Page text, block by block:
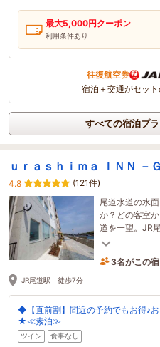
最大5,000円クーポン
利用条件あり
往復航空券
宿泊＋交通がセッ
すべての宿泊プラ
ｕｒａｓｈｉｍａ ＩＮＮ －
4.8
(121件)
尾道水道の水
か？どの客室
道を一望。JR
拠点に。海岸
3名がこの
JR尾道駅 徒歩7分
◆【直前割】間近の予約でもお得♪
★≪素泊≫
ツイン 食事なし